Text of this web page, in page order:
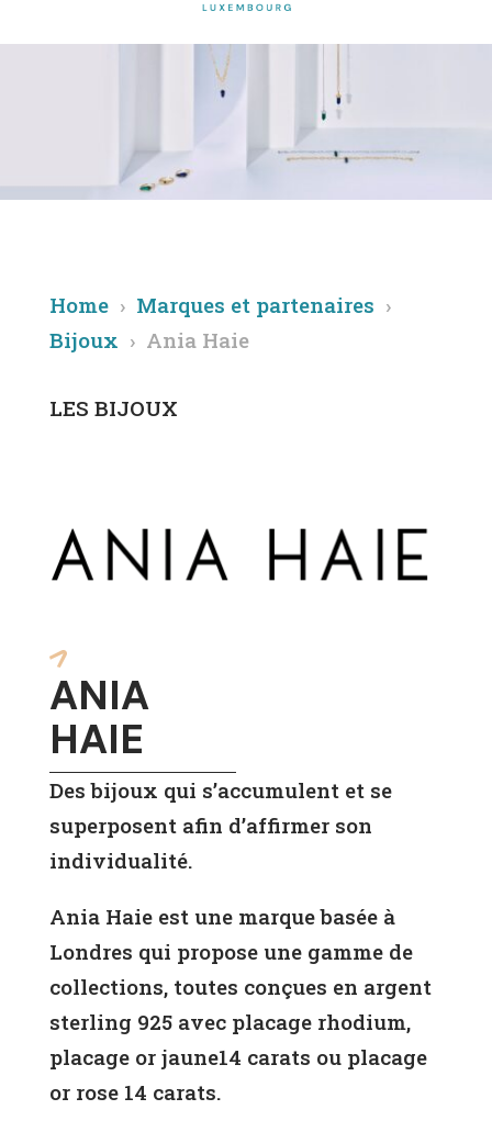
Home › Marques et partenaires ›
Bijoux › Ania Haie
LES BIJOUX
ANIA
HAIE
Des bijoux qui s’accumulent et se
superposent afin d’affirmer son
individualité.
Ania Haie est une marque basée à
Londres qui propose une gamme de
collections, toutes conçues en argent
sterling 925 avec placage rhodium,
placage or jaune14 carats ou placage
or rose 14 carats.